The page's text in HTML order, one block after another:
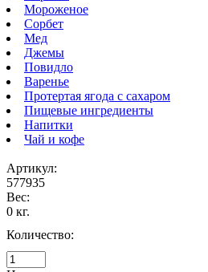
Мороженое
Сорбет
Мед
Джемы
Повидло
Варенье
Протертая ягода с сахаром
Пищевые ингредиенты
Напитки
Чай и кофе
Артикул:
577935
Вес:
0 кг.
Количество: